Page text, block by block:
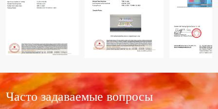
Часто задаваемые вопросы